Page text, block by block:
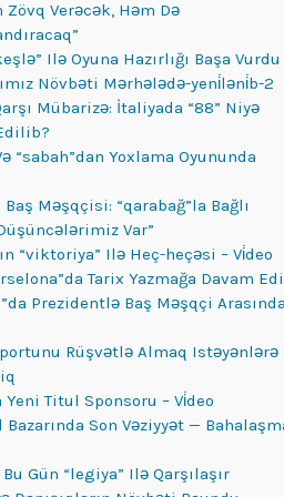
Zövq Verəcək, Həm Də
Ilə Oyuna Hazırlığı Başa Vurdu
Növbəti Mərhələdə-yeni̇ləni̇b-2
Mübarizə: İtaliyada “88” Niyə
“sabah”dan Yoxlama Oyununda
Baş Məşqçisi: “qarabağ”la Bağlı
Var”
“viktoriya” Ilə Heç-heçəsi – Vi̇deo
Tarix Yazmağa Davam
Prezidentlə Baş Məşqçi Arasında
Rüşvətlə Almaq Istəyənlərə
Yeni Titul Sponsoru – Vi̇deo
Son Vəziyyət —
Bu Gün “legiya” Ilə Qarşılaşır